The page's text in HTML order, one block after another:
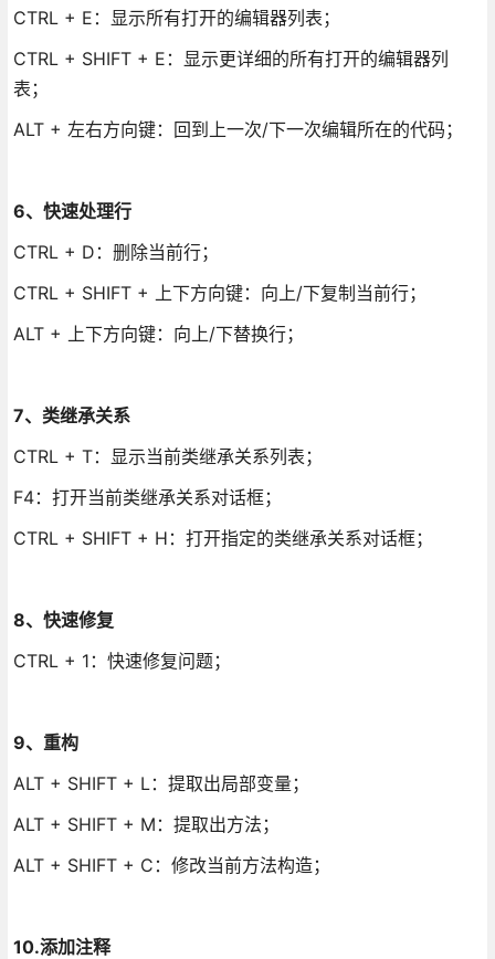
CTRL + E：显示所有打开的编辑器列表；
CTRL + SHIFT + E：显示更详细的所有打开的编辑器列
表；
ALT + 左右方向键：回到上一次/下一次编辑所在的代码；
6、快速处理行
CTRL + D：删除当前行；
CTRL + SHIFT + 上下方向键：向上/下复制当前行；
ALT + 上下方向键：向上/下替换行；
7、类继承关系
CTRL + T：显示当前类继承关系列表；
F4：打开当前类继承关系对话框；
CTRL + SHIFT + H：打开指定的类继承关系对话框；
8、快速修复
CTRL + 1：快速修复问题；
9、重构
ALT + SHIFT + L：提取出局部变量；
ALT + SHIFT + M：提取出方法；
ALT + SHIFT + C：修改当前方法构造；
10.添加注释